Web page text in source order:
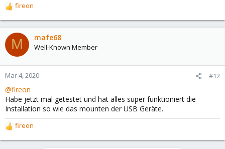
R
e
a
c
t
o
n
:
fireon
M mafe68
Well-Known Member
Mar 4, 2020 #12
@fireon
Habe jetzt mal getestet und hat alles super funktioniert die
Installation so wie das mounten der USB Geräte.
R
e
fireon